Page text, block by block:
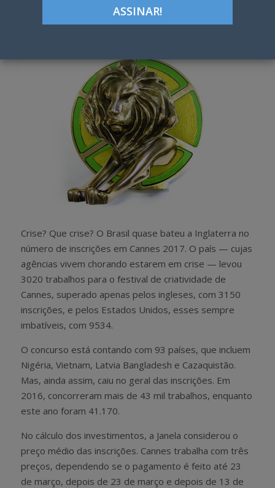
Google+
Crise? Que crise? O Brasil quase bateu a Inglaterra no
número de inscrições em Cannes 2017. O país — cujas
agências vivem chorando estarem em crise — levou
3020 trabalhos para o festival de criatividade de
Cannes, superado apenas pelos ingleses, com 3150
inscrições, e pelos Estados Unidos, esses sempre
imbatíveis, com 9534.
O concurso está contando com 93 países, que incluem
Nigéria, Vietnam, Latvia Bangladesh e Cazaquistão.
Mas, ainda assim, caiu no geral das inscrições. Em
2016, concorreram mais de 43 mil trabalhos, enquanto
este ano foram 41.170.
No cálculo dos investimentos, a Janela considerou o
preço médio das inscrições. Cannes trabalha com três
preços, dependendo se o pagamento é feito até 23
de março, depois de 23 de março e depois de 13 de